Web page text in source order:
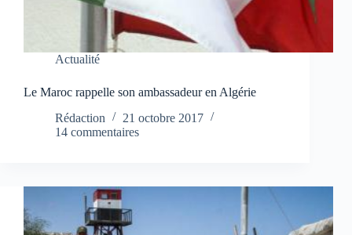
Actualité
Le Maroc rappelle son ambassadeur en Algérie
Rédaction
21 octobre 2017
14 commentaires